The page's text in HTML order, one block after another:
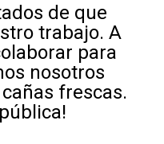
de que
trabajo. A
para
nosotros
frescas.